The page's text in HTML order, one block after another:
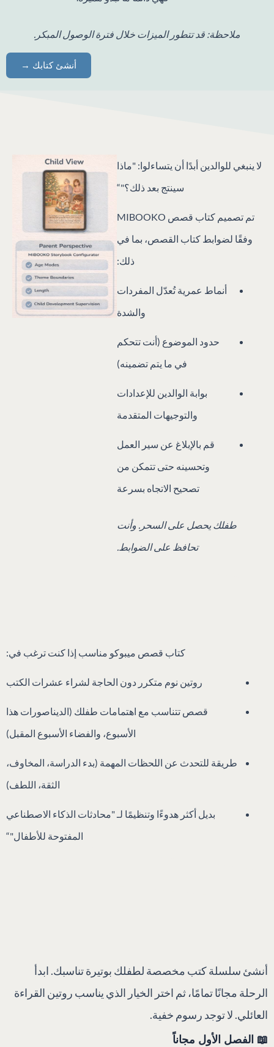
ملاحظة: قد تتطور الميزات خلال فترة الوصول المبكر.
أنشئ كتابك →
لا ينبغي للوالدين أبدًا أن يتساءلوا: "ماذا
سينتج بعد ذلك؟"“
تم تصميم كتاب قصص MIBOOKO
وفقًا لضوابط كتاب القصص، بما في
ذلك:
أنماط عمرية تُعدّل المفردات
والشدة
حدود الموضوع (أنت تتحكم
في ما يتم تضمينه)
بوابة الوالدين للإعدادات
والتوجيهات المتقدمة
قم بالإبلاغ عن سير العمل
وتحسينه حتى تتمكن من
تصحيح الاتجاه بسرعة
طفلك يحصل على السحر. وأنت
تحافظ على الضوابط.
كتاب قصص ميبوكو مناسب إذا كنت ترغب في:
روتين نوم متكرر دون الحاجة لشراء عشرات الكتب
قصص تتناسب مع اهتمامات طفلك (الديناصورات هذا
الأسبوع، والفضاء الأسبوع المقبل)
طريقة للتحدث عن اللحظات المهمة (بدء الدراسة، المخاوف،
الثقة، اللطف)
بديل أكثر هدوءًا وتنظيمًا لـ "محادثات الذكاء الاصطناعي
المفتوحة للأطفال"“
أنشئ سلسلة كتب مخصصة لطفلك بوتيرة تناسبك. ابدأ
الرحلة مجانًا تمامًا، ثم اختر الخيار الذي يناسب روتين القراءة
العائلي. لا توجد رسوم خفية.
📖 الفصل الأول مجاناً